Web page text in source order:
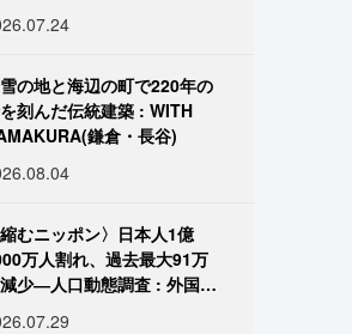
の地と海辺の町で220年の
刻んだ伝統建築 : WITH
鎌倉・長谷)
縮むニッポン〉日本人1億
万人割れ、過去最大91万
少―人口動態調査 : 外国人